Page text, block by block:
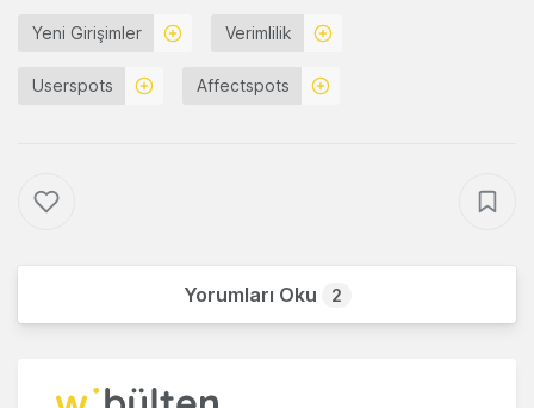
Yeni Girişimler Verimlilik
Userspots Affectspots
Yorumları Oku 2